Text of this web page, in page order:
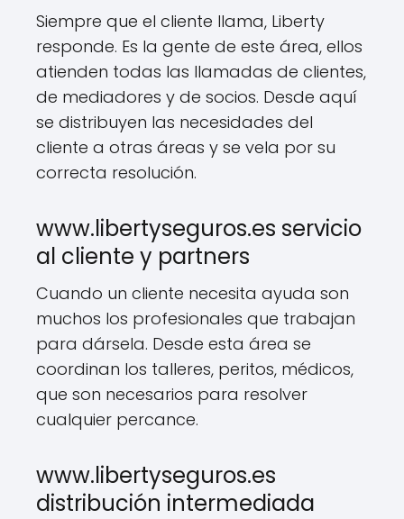
Siempre que el cliente llama, Liberty
responde. Es la gente de este área, ellos
atienden todas las llamadas de clientes,
de mediadores y de socios. Desde aquí
se distribuyen las necesidades del
cliente a otras áreas y se vela por su
correcta resolución.
www.libertyseguros.es servicio
al cliente y partners
Cuando un cliente necesita ayuda son
muchos los profesionales que trabajan
para dársela. Desde esta área se
coordinan los talleres, peritos, médicos,
que son necesarios para resolver
cualquier percance.
www.libertyseguros.es
distribución intermediada